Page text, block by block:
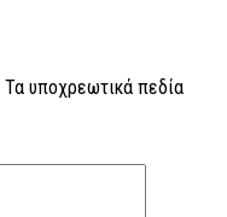
Τα υποχρεωτικά πεδία